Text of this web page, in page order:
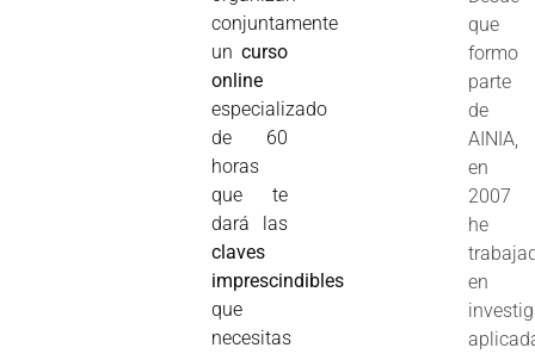
conjuntamente
un curso
online
especializado
de 60
horas
que te
dará las
claves
imprescindibles
que
necesitas
que
formo
parte
de
AINIA,
en
2007
he
en